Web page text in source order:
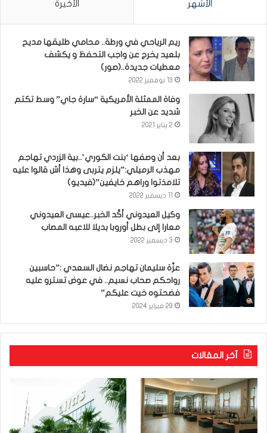
الأشهر الأخيرة
ريم الرياحي في ورطة.. محامي طليقها مديح
بلعيد يخرج عن واجب التحفظ و يكشف
معطيات جديدة..(صور)
13 نوفمبر 2022
وفاة الممثلة الأمريكية “سارة جاي” وسط تكتم
شديد عن الخبر
2 يناير 2021
بعد أن وصفها ‘بنت الكوري’..بية الزردي تهاجم
مهذب الرميلي:”يلزم يتربى وهذا أش قالوا عليه
تلامذتوا وراهم خايفين”(فيديو)
وكيل العيدوني أكّد الخبر..عيسى العيدوني
معارا إلى بطل أوروبا بديلا للاعبه المصاب
3 ديسمبر 2022
عزّة سليمان تهاجم نضال السعدي :”حاسبين
رواحكم صحاب نسيم.. في عوض تسترو عليه
فضحتوه خيت عليكم”
29 فبراير 2024
آخر المقالات